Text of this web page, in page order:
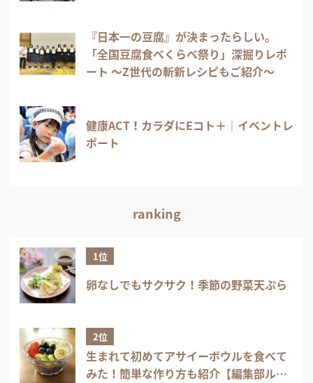
『日本一の豆腐』が決まったらしい。
「全国豆腐食べくらべ祭り」深掘りレポ
ート 〜Z世代の斬新レシピもご紹介〜
健康ACT！カラダにEコト＋｜イベントレ
ポート
ranking
1位
卵なしでもサクサク！季節の野菜天ぷら
2位
生まれて初めてアサイーボウルを食べて
みた！簡単な作り方も紹介【編集部ル